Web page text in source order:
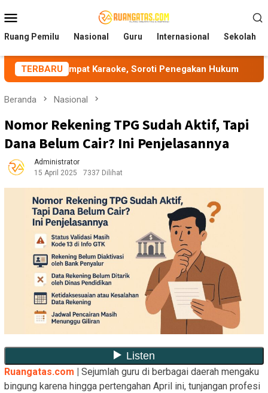
ke
kontenMobile
Ruang Pemilu Nasional Guru Internasional Sekolah
TERBARU
Karaoke, Soroti Penegakan Hukum KKG
Beranda Nasional
Nomor Rekening TPG Sudah Aktif, Tapi
Dana Belum Cair? Ini Penjelasannya
Administrator
15 April 2025
7337 Dilihat
Ruangatas.com | Sejumlah guru di berbagai daerah mengaku
bingung karena hingga pertengahan April ini, tunjangan profesi